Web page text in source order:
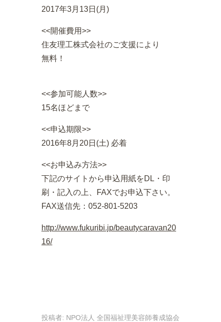
2017年3月13日(月)
<<開催費用>>
住友理工株式会社のご支援により
無料！
<<参加可能人数>>
15名ほどまで
<<申込期限>>
2016年8月20日(土) 必着
<<お申込み方法>>
下記のサイトから申込用紙をDL・印
刷・記入の上、FAXでお申込下さい。
FAX送信先：052-801-5203
http://www.fukuribi.jp/beautycaravan20
16/
投稿者: NPO法人 全国福祉理美容師養成協会